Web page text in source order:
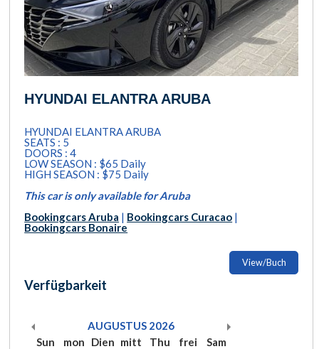
HYUNDAI ELANTRA ARUBA
HYUNDAI ELANTRA ARUBA
SEATS : 5
DOORS : 4
LOW SEASON : $65 Daily
HIGH SEASON : $75 Daily
This car is only available for Aruba
Bookingcars Aruba | Bookingcars Curacao |
Bookingcars Bonaire
View/Buch
Verfügbarkeit
AUGUSTUS 2026
Sun
mon Dien mitt Thu frei
Sam